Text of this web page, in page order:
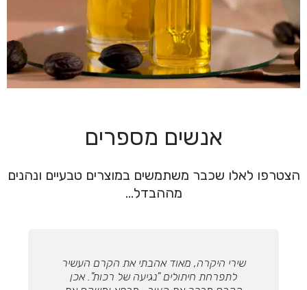
אנשים מספרים
הצטרפו לאלו שכבר משתמשים במוצרים טבעיים ונהנים
מההבדל...
שירי היקרה, מאוד אהבתי את הקרם העשיר
לתפרחת חיתולים "נגיעה של רכות". אכן